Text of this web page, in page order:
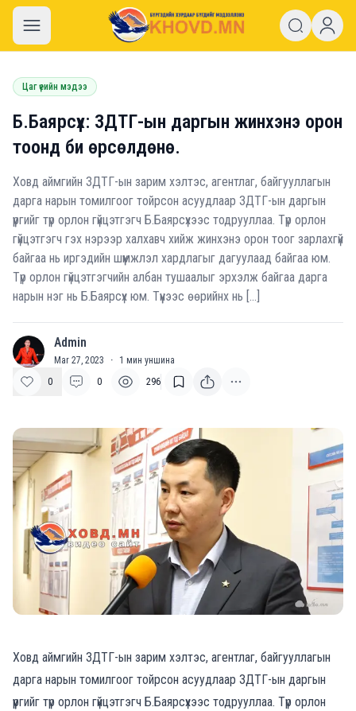
khovd.mn
Цаг үеийн мэдээ
Б.Баярсүх: ЗДТГ-ын даргын жинхэнэ орон
тоонд би өрсөлдөнө.
Ховд аймгийн ЗДТГ-ын зарим хэлтэс, агентлаг, байгууллагын
дарга нарын томилгоог тойрсон асуудлаар ЗДТГ-ын даргын
үүргийг түр орлон гүйцэтгэгч Б.Баярсүхээс тодрууллаа. Түр орлон
гүйцэтгэгч гэх нэрээр халхавч хийж жинхэнэ орон тоог зарлахгүй
байгаа нь иргэдийн шүүмжлэл хардлагыг дагуулаад байгаа юм.
Түр орлон гүйцэтгэгчийн албан тушаалыг эрхэлж байгаа дарга
нарын нэг нь Б.Баярсүх юм. Түүнээс өөрийнх нь […]
A Admin
Mar 27, 2023 · 1 мин уншина
0
0 296
Ховд аймгийн ЗДТГ-ын зарим хэлтэс, агентлаг, байгууллагын
дарга нарын томилгоог тойрсон асуудлаар ЗДТГ-ын даргын
үүргийг түр орлон гүйцэтгэгч Б.Баярсүхээс тодрууллаа. Түр орлон